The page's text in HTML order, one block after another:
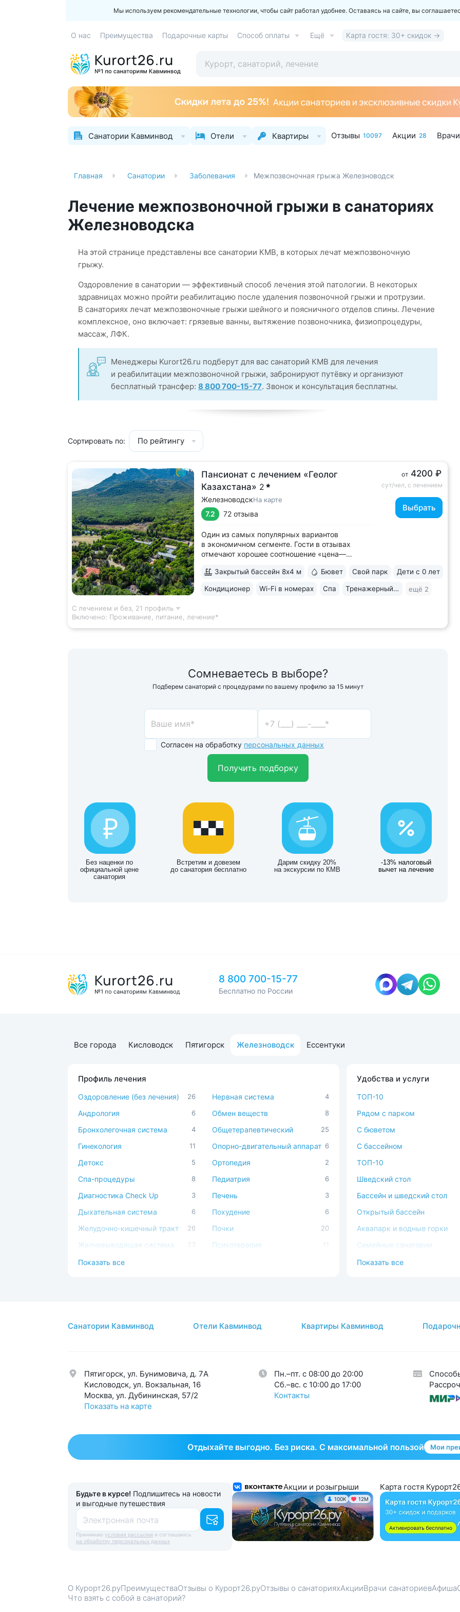
Мы используем рекомендательные технологии, чтобы сайт работал удобнее. Оставаясь на сайте, вы
О нас Преимущества Подарочные карты Способ оплаты Ещё Карта гостя: 30+ скидок →
Санатории Кавминвод Отели Квартиры Отзывы 10097 Акции 28 Врачи
Главная Санатории Заболевания Межпозвоночная грыжа Железноводск
Лечение межпозвоночной грыжи в санаториях
Железноводска
На этой странице представлены все санатории КМВ, в которых лечат межпозвоночную
грыжу.
Оздоровление в санатории — эффективный способ лечения этой патологии. В некоторых
здравницах можно пройти реабилитацию после удаления позвоночной грыжи и протрузии.
В санаториях лечат межпозвоночные грыжи шейного и поясничного отделов спины. Лечение
комплексное, оно включает: грязевые ванны, вытяжение позвоночника, физиопроцедуры,
массаж, ЛФК.
Менеджеры Kurort26.ru подберут для вас санаторий КМВ для лечения
и реабилитации межпозвоночной грыжи, забронируют путёвку и организуют
бесплатный трансфер: 8 800 700-15-77. Звонок и консультация бесплатны.
Сортировать по: По рейтингу
Пансионат с лечением «Геолог
Казахстана» 2
ЖелезноводскНа карте
7.2 72 отзыва
Один из самых популярных вариантов
в экономичном сегменте. Гости в отзывах
отмечают хорошее соотношение «цена—
леса, у подножия горы Бештау. Тишина и покой.
деревьями, беседками, чистым воздухом,
от 4200 ₽
сут/чел, с лечением
Выбрать
Закрытый бассейн 8х4 м Бювет Свой парк Дети с 0 лет
Кондиционер Wi-Fi в номерах Спа Тренажерный зал ещё 2
С лечением и без, 21 профиль
Включено: Проживание, питание, лечение*
Сомневаетесь в выборе?
Подберем санаторий с процедурами по вашему профилю за 15 минут
Согласен на обработку персональных данных
Получить подборку
Без наценки по
официальной цене
санатория
Встретим и довезем
до санатория бесплатно
Дарим скидку 20%
на экскурсии по КМВ
-13% налоговый
вычет на лечение
8 800 700-15-77
Бесплатно по России
Все города Кисловодск Пятигорск Железноводск Ессентуки
Профиль лечения
Оздоровление (без лечения) 26
Андрология 6
Бронхолегочная система 4
Гинекология 11
Детокс 5
Спа-процедуры 8
Диагностика Check Up 3
Дыхательная система 6
Желудочно-кишечный тракт 26
Желчевыводящая система 23
Заболевания кожи
ЛОР 2
Нервная система 4
Обмен веществ 8
Общетерапевтический 25
Опорно-двигательный аппарат 6
Ортопедия 2
Педиатрия 6
Печень 3
Похудение 6
Почки 20
Психотерапия 11
Урология 25
Показать все
Удобства и услуги
ТОП-10
Рядом с парком
C бюветом
С бассейном
ТОП-10
Шведский стол
Бассейн и шведский стол
Открытый бассейн
Аквапарк и водные горки
Семейные санатории
SPA
Показать все
Санатории Кавминвод Отели Кавминвод Квартиры Кавминвод
Пятигорск, ул. Бунимовича, д. 7A
Кисловодск, ул. Вокзальная, 16
Москва, ул. Дубининская, 57/2
Показать на карте
Пн.–пт. с 08:00 до 20:00
Cб.–вс. с 10:00 до 17:00
Контакты
Отдыхайте выгодно. Без риска. С максимальной пользой Мои
Будьте в курсе! Подпишитесь на новости
и выгодные путешествия
Электронная почта
Принимаю условия рассылки и соглашаюсь
на обработку персональных данных
Акции и розыгрыши
100K 12М
Карта гостя
О Курорт26.руПреимуществаОтзывы о Курорт26.руОтзывы о санаторияхАкцииВрачи санаториевАфиша
Что взять с собой в санаторий?